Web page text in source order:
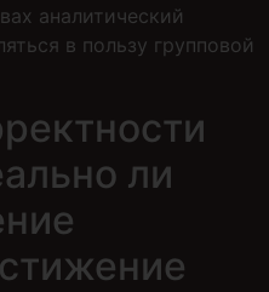
аналитический
в пользу групповой
ли